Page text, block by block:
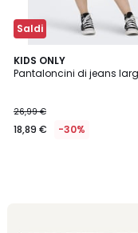
Saldi
KIDS ONLY
Pantaloncini di jeans
26,99 €
18,89 € -30%